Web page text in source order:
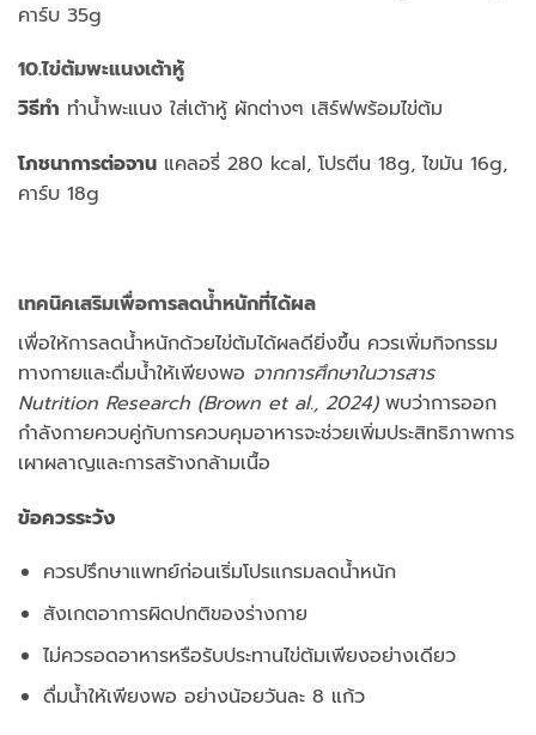
คาร์บ 35g
10.ไข่ต้มพะแนงเต้าหู้
วิธีทำ ทำน้ำพะแนง ใส่เต้าหู้ ผักต่างๆ เสิร์ฟพร้อมไข่ต้ม
โภชนาการต่อจาน แคลอรี่ 280 kcal, โปรตีน 18g, ไขมัน 16g,
คาร์บ 18g
เทคนิคเสริมเพื่อการลดน้ำหนักที่ได้ผล
เพื่อให้การลดน้ำหนักด้วยไข่ต้มได้ผลดียิ่งขึ้น ควรเพิ่มกิจกรรม
ทางกายและดื่มน้ำให้เพียงพอ จากการศึกษาในวารสาร
Nutrition Research (Brown et al., 2024)พบว่าการออก
กำลังกายควบคู่กับการควบคุมอาหารจะช่วยเพิ่มประสิทธิภาพการ
เผาผลาญและการสร้างกล้ามเนื้อ
ข้อควรระวัง
ควรปรึกษาแพทย์ก่อนเริ่มโปรแกรมลดน้ำหนัก
สังเกตอาการผิดปกติของร่างกาย
ไม่ควรอดอาหารหรือรับประทานไข่ต้มเพียงอย่างเดียว
ดื่มน้ำให้เพียงพอ อย่างน้อยวันละ 8 แก้ว